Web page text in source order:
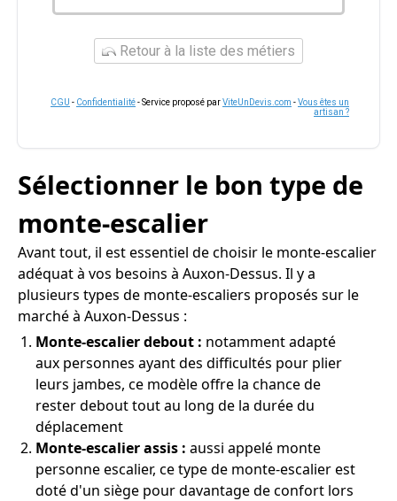
Retour à la liste des métiers
CGU - Confidentialité- Service proposé parViteUnDevis.com -Vous êtes un
artisan ?
Sélectionner le bon type de
monte-escalier
Avant tout, il est essentiel de choisir le monte-escalier
adéquat à vos besoins à Auxon-Dessus. Il y a
plusieurs types de monte-escaliers proposés sur le
marché à Auxon-Dessus :
Monte-escalier debout : notamment adapté
aux personnes ayant des difficultés pour plier
leurs jambes, ce modèle offre la chance de
rester debout tout au long de la durée du
déplacement
Monte-escalier assis : aussi appelé monte
personne escalier, ce type de monte-escalier est
doté d'un siège pour davantage de confort lors